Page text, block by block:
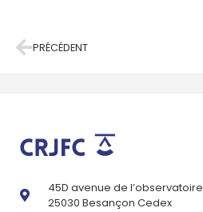
PRÉCÉDENT
45D avenue de l’observatoire
25030 Besançon Cedex